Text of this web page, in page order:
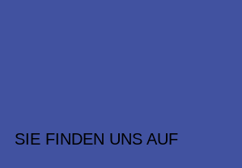
SIE FINDEN UNS AUF